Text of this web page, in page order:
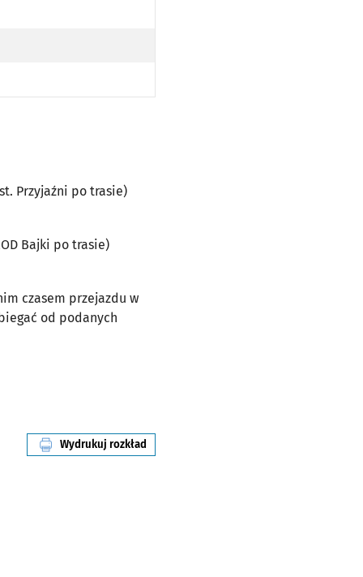
PO TRASIE)
Przyjaźni po trasie)
Bajki po trasie)
czasem przejazdu w
od podanych
Wydrukuj rozkład
linii nr 113